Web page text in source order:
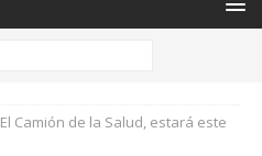
El Camión de la Salud, estará este